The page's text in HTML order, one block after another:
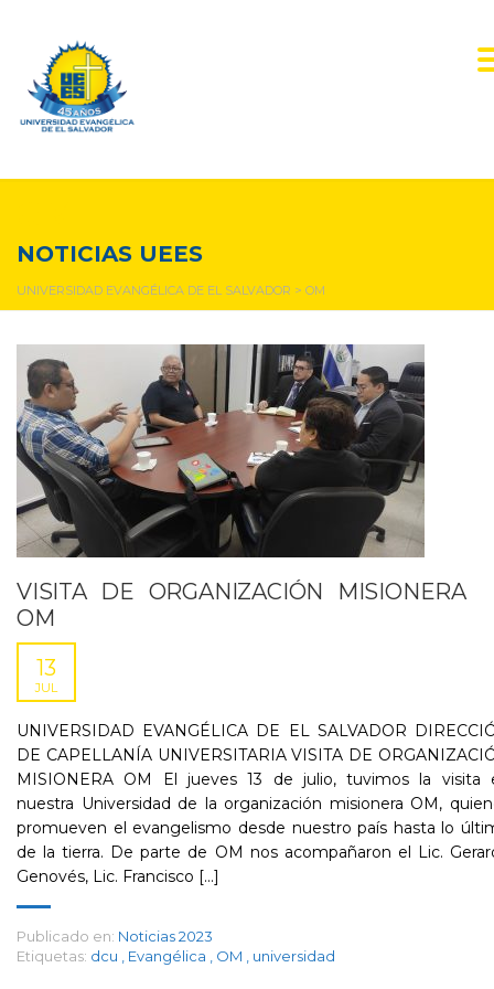
NOTICIAS UEES
UNIVERSIDAD EVANGÉLICA DE EL SALVADOR > OM
VISITA DE ORGANIZACIÓN MISIONERA
OM
13
JUL
UNIVERSIDAD EVANGÉLICA DE EL SALVADOR
DE CAPELLANÍA UNIVERSITARIA VISITA DE
MISIONERA OM El jueves 13 de julio, tuvimos la visita
nuestra Universidad de la organización misionera OM,
promueven el evangelismo desde nuestro país hasta lo
de la tierra. De parte de OM nos acompañaron el Lic.
Genovés, Lic. Francisco [...]
Publicado en: Noticias 2023
Etiquetas: dcu Evangélica OM universidad